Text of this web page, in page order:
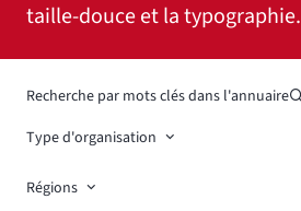
taille-douce et la typographie.
Recherche par mots clés dans l'annuaire
Type d'organisation
Régions